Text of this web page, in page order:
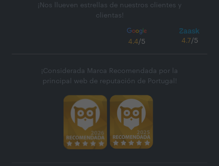
¡Nos llueven estrellas de nuestros clientes y
clientas!
4.4/5 4.7/5
¡Considerada Marca Recomendada por la
principal web de reputación de Portugal!